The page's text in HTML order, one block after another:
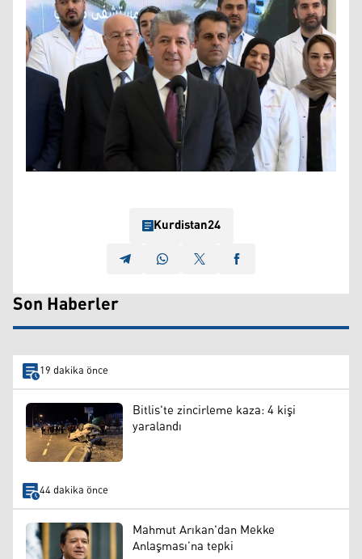
Kurdistan24
Son Haberler
19 dakika önce
Bitlis'te zincirleme kaza: 4 kişi
yaralandı
44 dakika önce
Mahmut Arıkan'dan Mekke
Anlaşması’na tepki